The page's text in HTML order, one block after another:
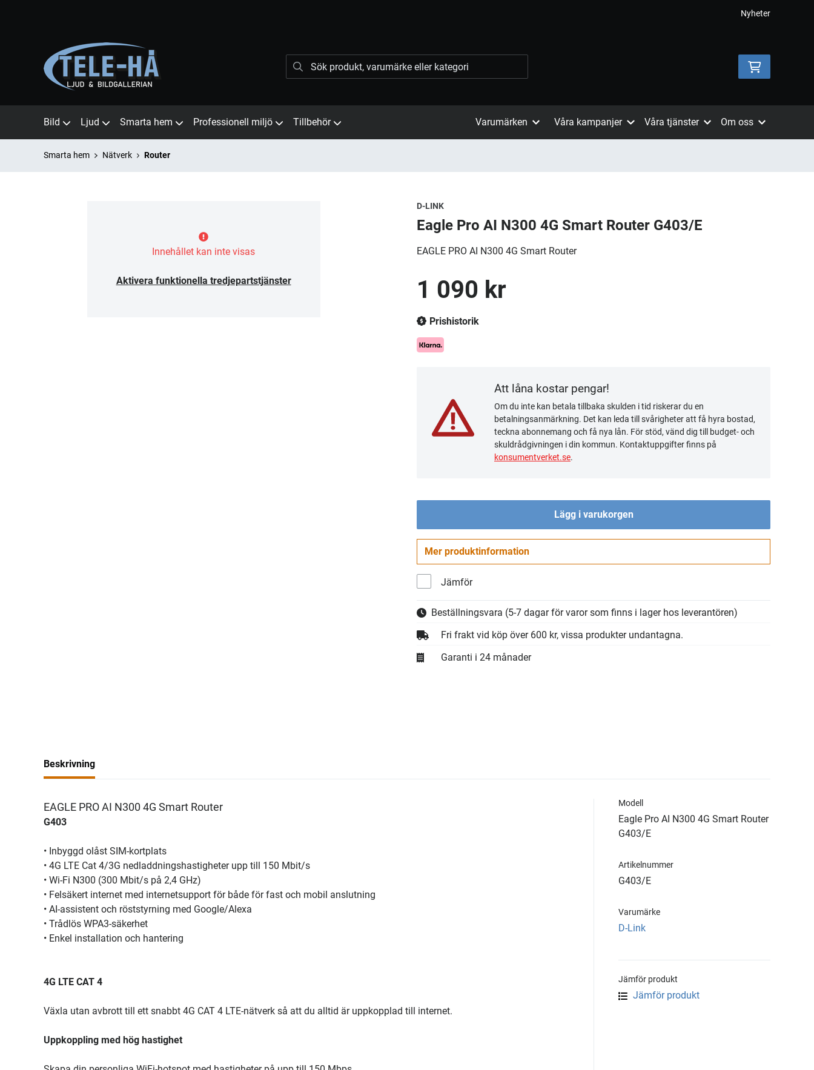
Nyheter
Bild Ljud Smarta hem Professionell miljö Tillbehör Varumärken Våra kampanjer Våra tjänster Om oss
Smarta hem Nätverk Router
Innehållet kan inte visas
Aktivera funktionella tredjepartstjänster
D-LINK
Eagle Pro AI N300 4G Smart Router G403/E
EAGLE PRO AI N300 4G Smart Router
1 090 kr
Prishistorik
Att låna kostar pengar!
Om du inte kan betala tillbaka skulden i tid riskerar du en
betalningsanmärkning. Det kan leda till svårigheter att få hyra bostad,
teckna abonnemang och få nya lån. För stöd, vänd dig till budget- och
skuldrådgivningen i din kommun. Kontaktuppgifter finns på
konsumentverket.se.
Lägg i varukorgen
Mer produktinformation
Jämför
Beställningsvara (5-7 dagar för varor som finns i lager hos leverantören)
Fri frakt vid köp över 600 kr, vissa produkter undantagna.
Garanti i 24 månader
Beskrivning
EAGLE PRO AI N300 4G Smart Router
G403
• Inbyggd olåst SIM-kortplats
• 4G LTE Cat 4/3G nedladdningshastigheter upp till 150 Mbit/s
• Wi-Fi N300 (300 Mbit/s på 2,4 GHz)
• Felsäkert internet med internetsupport för både för fast och mobil anslutning
• AI-assistent och röststyrning med Google/Alexa
• Trådlös WPA3-säkerhet
• Enkel installation och hantering
4G LTE CAT 4
Växla utan avbrott till ett snabbt 4G CAT 4 LTE-nätverk så att du alltid är uppkopplad till internet.
Uppkoppling med hög hastighet
Modell
Eagle Pro AI N300 4G Smart Router
G403/E
Artikelnummer
G403/E
Varumärke
D-Link
Jämför produkt
Jämför produkt